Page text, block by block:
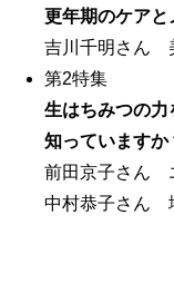
更年期のケアと
吉川千明さん
第2特集
生はちみつの力
知っていますか
前田京子さん
中村恭子さん